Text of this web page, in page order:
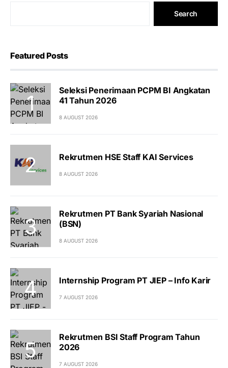
Search
Featured Posts
Seleksi Penerimaan PCPM BI Angkatan
41 Tahun 2026
8 AUGUST 2026
Rekrutmen HSE Staff KAI Services
8 AUGUST 2026
Rekrutmen PT Bank Syariah Nasional
(BSN)
8 AUGUST 2026
Internship Program PT JIEP – Info Karir
7 AUGUST 2026
Rekrutmen BSI Staff Program Tahun
2026
7 AUGUST 2026